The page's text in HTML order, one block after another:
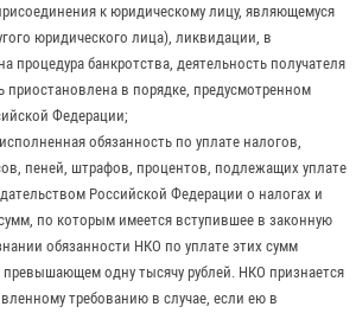
к юридическому лицу, являющемуся
юридического лица), ликвидации, в
процедура банкротства, деятельность получателя
в порядке, предусмотренном
Федерации;
обязанность по уплате налогов,
пеней, штрафов, процентов, подлежащих уплате
Российской Федерации о налогах и
по которым имеется вступившее в законную
обязанности НКО по уплате этих сумм
одну тысячу рублей. НКО признается
требованию в случае, если ею в